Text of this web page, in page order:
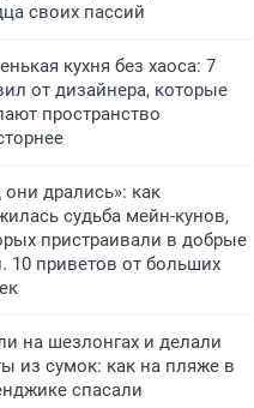
своих пассий
кухня без хаоса: 7
от дизайнера, которые
пространство
они дрались»: как
судьба мейн-кунов,
пристраивали в добрые
10 приветов от больших
на шезлонгах и делали
из сумок: как на пляже в
спасали